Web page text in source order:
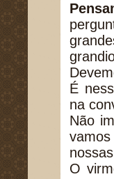
É
na
Não
O